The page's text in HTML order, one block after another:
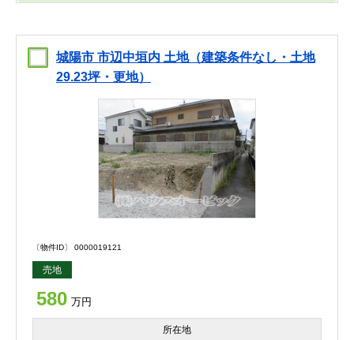
城陽市 市辺中垣内 土地（建築条件なし・土地
29.23坪・更地）
〔物件ID〕 0000019121
売地
580 万円
所在地